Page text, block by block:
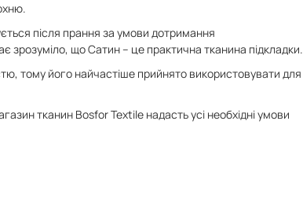
після прання за умови дотримання
зрозуміло, що Сатин – це практична тканина підкладки.
тому його найчастіше прийнято використовувати для
тканин Bosfor Textile надасть усі необхідні умови